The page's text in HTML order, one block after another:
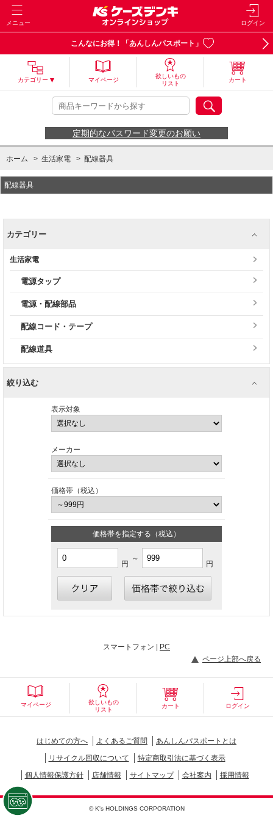
メニュー ログイン
こんなにお得！「あんしんパスポート」
カテゴリー マイページ
欲しいもの
リスト
カート
定期的なパスワード変更のお願い
ホーム > 生活家電 > 配線器具
配線器具
カテゴリー
生活家電
電源タップ
電源・配線部品
配線コード・テープ
配線道具
絞り込む
表示対象
メーカー
価格帯（税込）
価格帯を指定する（税込）
円
～
円
スマートフォン |
PC
ページ上部へ戻る
マイページ
欲しいもの
リスト
カート ログイン
はじめての方へ よくあるご質問
あんしんパスポートとは
リサイクル回収について
特定商取引法に基づく表示
個人情報保護方針
店舗情報 サイトマップ 会社案内 採用情報
© K's HOLDINGS CORPORATION